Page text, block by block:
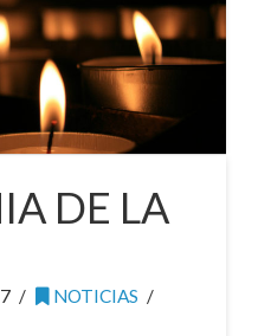
DE LA
NOTICIAS